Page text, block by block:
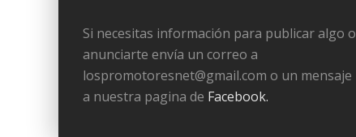
Si necesitas información para publicar algo o
anunciarte envía un correo a
lospromotoresnet@gmail.com o un mensaje
a nuestra pagina de Facebook.